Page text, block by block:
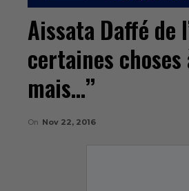
Aissata Daffé de
certaines
mais…’’
On Nov 22, 2016